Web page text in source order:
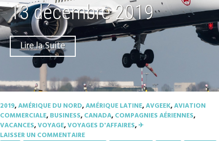
13 décembre 2019
Lire la Suite
2019,AMÉRIQUE DU NORD,AMÉRIQUE LATINE,AVGEEK,AVIATION
COMMERCIALE,BUSINESS,CANADA,COMPAGNIES AÉRIENNES,
VACANCES,VOYAGE,VOYAGES D'AFFAIRES,✈︎
LAISSER UN COMMENTAIRE